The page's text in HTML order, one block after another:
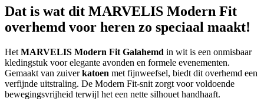
Dat is wat dit MARVELIS Modern Fit
overhemd voor heren zo speciaal maakt!
Het MARVELIS Modern Fit Galahemd in wit is een onmisbaar
kledingstuk voor elegante avonden en formele evenementen.
Gemaakt van zuiverkatoen met fijnweefsel, biedt dit overhemd een
verfijnde uitstraling. De Modern Fit-snit zorgt voor voldoende
bewegingsvrijheid terwijl het een nette silhouet handhaaft.